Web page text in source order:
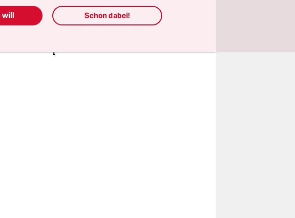
Artist*innen, die in
der Freiheit“
will Schon dabei!